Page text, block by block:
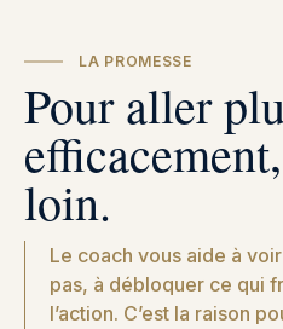
LA PROMESSE
Pour aller
loin.
Le coach vous aide à
pas, à débloquer ce qui
l’action. C’est la raison